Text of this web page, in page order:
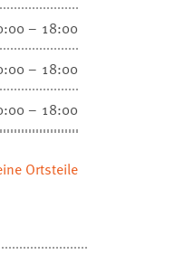
– 18:00
– 18:00
– 18:00
Ortsteile